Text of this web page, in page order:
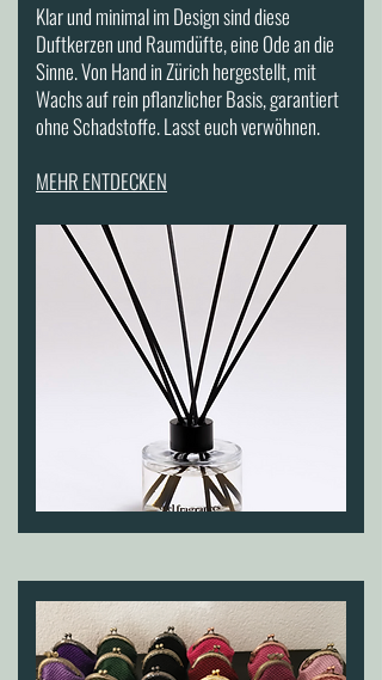
Klar und minimal im Design sind diese
Duftkerzen und Raumdüfte, eine Ode an die
Sinne. Von Hand in Zürich hergestellt, mit
Wachs auf rein pflanzlicher Basis, garantiert
ohne Schadstoffe. Lasst euch verwöhnen.
MEHR ENTDECKEN